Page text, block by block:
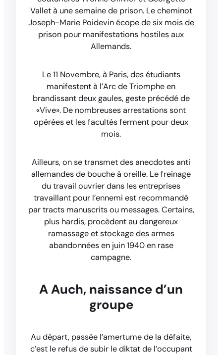
Vallet à une semaine de prison. Le cheminot
Joseph-Marie Poidevin écope de six mois de
prison pour manifestations hostiles aux
Allemands.
Le 11 Novembre, à Paris, des étudiants
manifestent à l’Arc de Triomphe en
brandissant deux gaules, geste précédé de
«Vive». De nombreuses arrestations sont
opérées et les facultés ferment pour deux
mois.
Ailleurs, on se transmet des anecdotes anti
allemandes de bouche à oreille. Le freinage
du travail ouvrier dans les entreprises
travaillant pour l’ennemi est recommandé
par tracts manuscrits ou messages. Certains,
plus hardis, procèdent au dangereux
ramassage et stockage des armes
abandonnées en juin 1940 en rase
campagne.
A Auch, naissance d’un
groupe
Au départ, passée l’amertume de la défaite,
c’est le refus de subir le diktat de l’occupant